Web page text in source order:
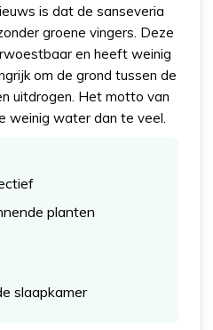
is dat de sanseveria
groene vingers. Deze
en heeft weinig
om de grond tussen de
uitdrogen. Het motto van
weinig water dan te veel.
planten
slaapkamer